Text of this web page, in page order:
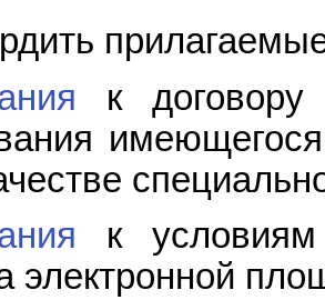
к договору
к условиям
электронной